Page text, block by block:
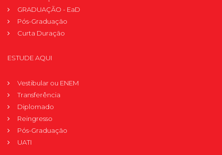
GRADUAÇÃO - EaD
Pós-Graduação
Curta Duração
ESTUDE AQUI
Vestibular ou ENEM
Transferência
Diplomado
Reingresso
Pós-Graduação
UATI